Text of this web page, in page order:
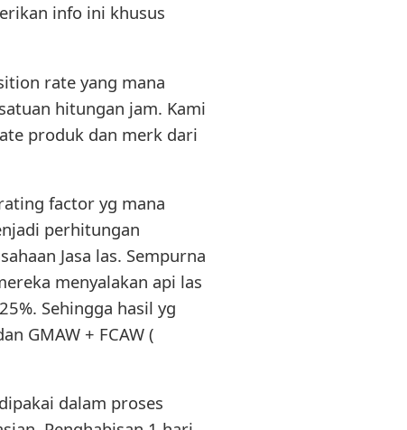
info ini khusus
rate yang mana
hitungan jam. Kami
produk dan merk dari
factor yg mana
perhitungan
Jasa las. Sempurna
menyalakan api las
Sehingga hasil yg
GMAW + FCAW (
dalam proses